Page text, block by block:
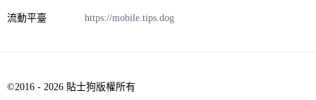
流動平臺 https://mobile.tips.dog
©2016 - 2026 貼士狗版權所有